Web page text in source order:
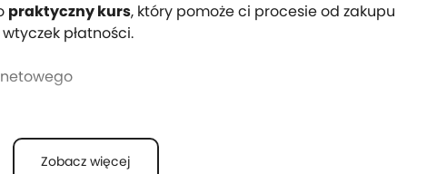
praktyczny kurs, który pomoże ci procesie od zakupu
płatności.
swój własny sklep internetowy w mniej niż jeden dzień,
Zobacz więcej